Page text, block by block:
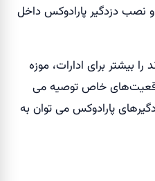
نصب دزدگیر پارادوکس داخل
بیشتر برای ادارات، موزه
خاص توصیه می
پارادوکس می توان به